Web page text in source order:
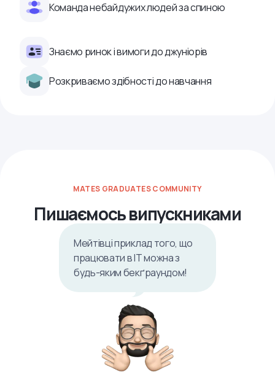
Команда небайдужих людей за спиною
Знаємо ринок і вимоги до джуніорів
Розкриваємо здібності до навчання
MATES GRADUATES COMMUNITY
Пишаємось випускниками
Мейтівці приклад того, що
працювати в ІТ можна з
будь-яким бекґраундом!